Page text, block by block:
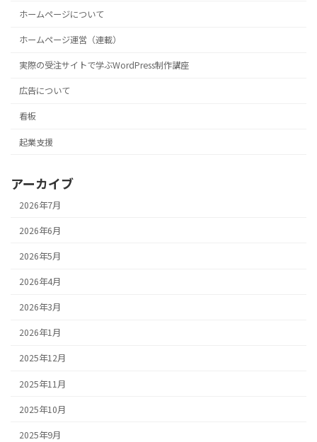
ホームページについて
ホームページ運営（連載）
実際の受注サイトで学ぶWordPress制作講座
広告について
看板
起業支援
アーカイブ
2026年7月
2026年6月
2026年5月
2026年4月
2026年3月
2026年1月
2025年12月
2025年11月
2025年10月
2025年9月